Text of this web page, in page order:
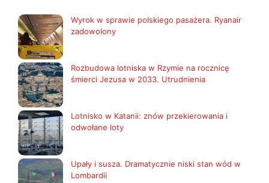
Wyrok w sprawie polskiego pasażera. Ryanair
zadowolony
Rozbudowa lotniska w Rzymie na rocznicę
śmierci Jezusa w 2033. Utrudnienia
Lotnisko w Katanii: znów przekierowania i
odwołane loty
Upały i susza. Dramatycznie niski stan wód w
Lombardii